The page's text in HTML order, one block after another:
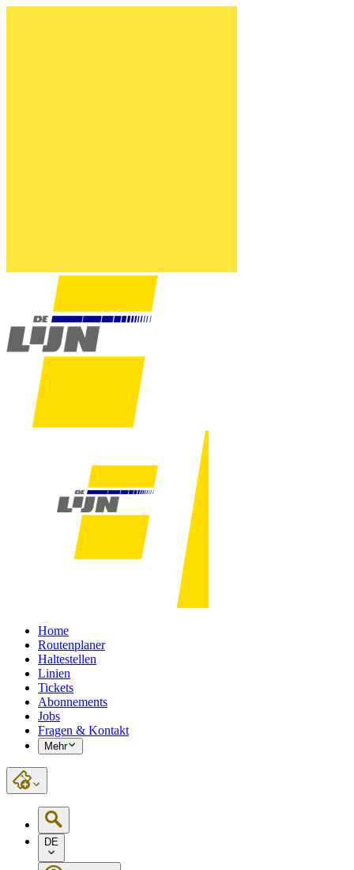
Home
Routenplaner
Haltestellen
Linien
Tickets
Abonnements
Jobs
Fragen & Kontakt
Mehr
DE